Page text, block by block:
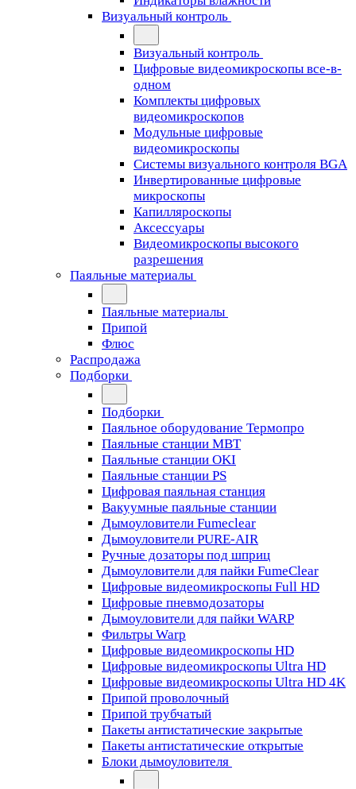
Визуальный контроль
Визуальный контроль
Цифровые видеомикроскопы все-в-
одном
Комплекты цифровых
видеомикроскопов
Модульные цифровые
видеомикроскопы
Cистемы визуального контроля BGA
Инвертированные цифровые
микроскопы
Капилляроскопы
Аксессуары
Видеомикроскопы высокого
разрешения
Паяльные материалы
Паяльные материалы
Припой
Флюс
Распродажа
Подборки
Подборки
Паяльное оборудование Термопро
Паяльные станции MBT
Паяльные станции OKI
Паяльные станции PS
Цифровая паяльная станция
Вакуумные паяльные станции
Дымоуловители Fumeclear
Дымоуловители PURE-AIR
Ручные дозаторы под шприц
Дымоуловители для пайки FumeClear
Цифровые видеомикроскопы Full HD
Цифровые пневмодозаторы
Дымоуловители для пайки WARP
Фильтры Warp
Цифровые видеомикроскопы HD
Цифровые видеомикроскопы Ultra HD
Цифровые видеомикроскопы Ultra HD 4K
Припой проволочный
Припой трубчатый
Пакеты антистатические закрытые
Пакеты антистатические открытые
Блоки дымоуловителя